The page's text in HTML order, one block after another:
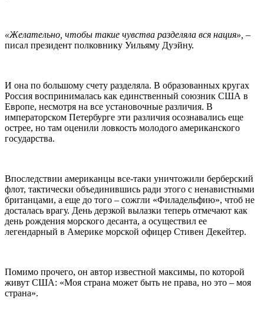
«Желательно, чтобы такие чувства разделяла вся нация», –
писал президент полковнику Уильяму Дуэйну.
И она по большому счету разделяла. В образованных кругах
Россия воспринималась как единственный союзник США в
Европе, несмотря на все установочные различия. В
императорском Петербурге эти различия осознавались еще
острее, но там оценили ловкость молодого американского
государства.
Впоследствии американцы все-таки уничтожили берберский
флот, тактически объединившись ради этого с ненавистными
британцами, а еще до того – сожгли «Филадельфию», чтоб не
досталась врагу. День дерзкой вылазки теперь отмечают как
день рождения морского десанта, а осуществил ее
легендарный в Америке морской офицер Стивен Декейтер.
Помимо прочего, он автор известной максимы, по которой
живут США: «Моя страна может быть не права, но это – моя
страна».